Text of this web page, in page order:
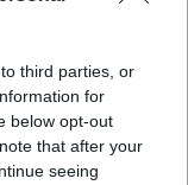
third parties, or
for
below opt-out
that after your
seeing